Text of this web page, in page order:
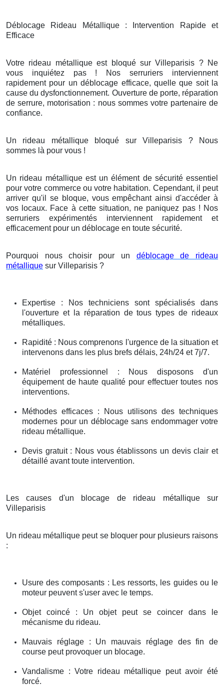
Déblocage Rideau Métallique : Intervention Rapide et
Efficace
Votre rideau métallique est bloqué sur Villeparisis ? Ne
vous inquiétez pas ! Nos serruriers interviennent
rapidement pour un déblocage efficace, quelle que soit la
cause du dysfonctionnement. Ouverture de porte, réparation
de serrure, motorisation : nous sommes votre partenaire de
confiance.
Un rideau métallique bloqué sur Villeparisis ? Nous
sommes là pour vous !
Un rideau métallique est un élément de sécurité essentiel
pour votre commerce ou votre habitation. Cependant, il peut
arriver qu'il se bloque, vous empêchant ainsi d'accéder à
vos locaux. Face à cette situation, ne paniquez pas ! Nos
serruriers expérimentés interviennent rapidement et
efficacement pour un déblocage en toute sécurité.
Pourquoi nous choisir pour un déblocage de rideau
métallique sur Villeparisis ?
Expertise : Nos techniciens sont spécialisés dans
l'ouverture et la réparation de tous types de rideaux
métalliques.
Rapidité : Nous comprenons l'urgence de la situation et
intervenons dans les plus brefs délais, 24h/24 et 7j/7.
Matériel professionnel : Nous disposons d'un
équipement de haute qualité pour effectuer toutes nos
interventions.
Méthodes efficaces : Nous utilisons des techniques
modernes pour un déblocage sans endommager votre
rideau métallique.
Devis gratuit : Nous vous établissons un devis clair et
détaillé avant toute intervention.
Les causes d'un blocage de rideau métallique sur
Villeparisis
Un rideau métallique peut se bloquer pour plusieurs raisons
:
Usure des composants : Les ressorts, les guides ou le
moteur peuvent s'user avec le temps.
Objet coincé : Un objet peut se coincer dans le
mécanisme du rideau.
Mauvais réglage : Un mauvais réglage des fin de
course peut provoquer un blocage.
Vandalisme : Votre rideau métallique peut avoir été
forcé.